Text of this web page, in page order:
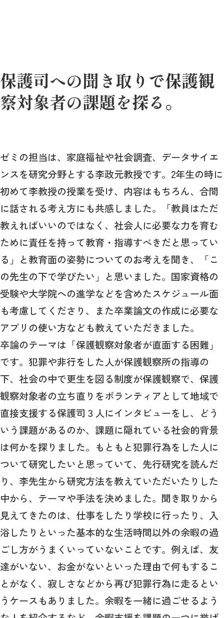
保護司への聞き取りで保護観
察対象者の課題を探る。
ゼミの担当は、家庭福祉や社会調査、データサイエ
ンスを研究分野とする李政元教授です。2年生の時に
初めて李教授の授業を受け、内容はもちろん、合間
に話される考え方にも共感しました。「教員はただ
教えればいいのではなく、社会人に必要な力を育む
ために責任を持って教育・指導すべきだと思ってい
る」と教育面の姿勢についてのお考えを聞き、「こ
の先生の下で学びたい」と思いました。国家資格の
受験や大学院への進学などを含めたスケジュール面
も考慮してくださり、また卒業論文の作成に必要な
アプリの使い方なども教えていただきました。
卒論のテーマは「保護観察対象者が直面する困難」
です。犯罪や非行をした人が保護観察所の指導の
下、社会の中で更生を図る制度が保護観察で、保護
観察対象者の立ち直りをボランティアとして地域で
直接支援する保護司３人にインタビューをし、どう
いう課題があるのか、課題に隠れている社会的背景
は何かを探りました。もともと犯罪行為をした人に
ついて研究したいと思っていて、先行研究を読んだ
り、李先生から研究方法を教えていただいたりした
中から、テーマや手法を決めました。聞き取りから
見えてきたのは、仕事をしたり学校に行ったり、入
浴したりといった基本的な生活時間以外の余暇の過
ごし方がうまくいっていないことです。例えば、友
達がいない、お金がないといった理由で何もするこ
とがなく、寂しさなどから再び犯罪行為に走るとい
うケースもありました。余暇を一緒に過ごせるよう